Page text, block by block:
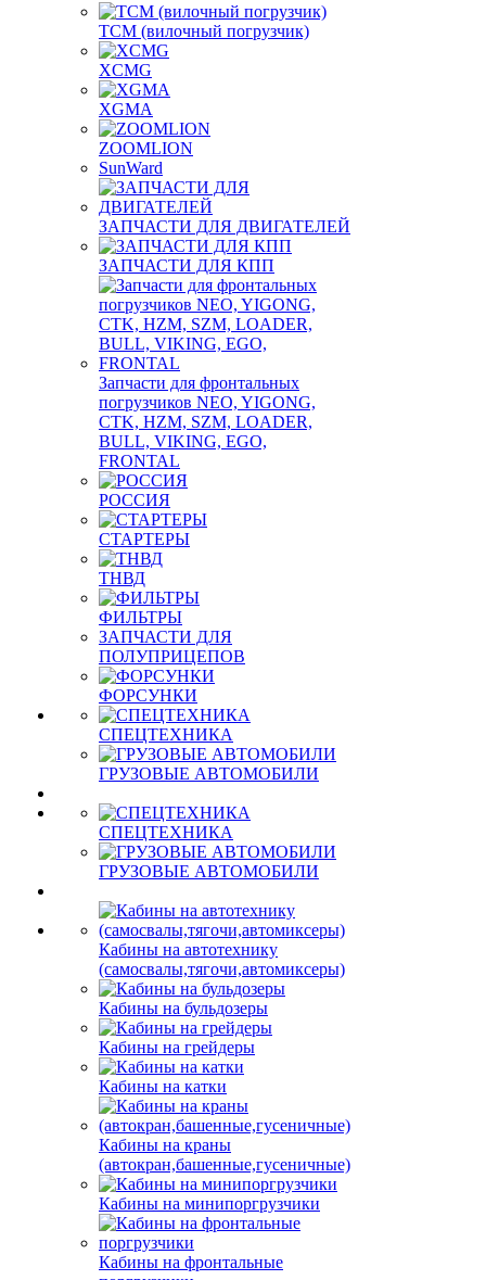
TCM (вилочный погрузчик)
XCMG
XGMA
ZOOMLION
SunWard
ЗАПЧАСТИ ДЛЯ ДВИГАТЕЛЕЙ
ЗАПЧАСТИ ДЛЯ КПП
Запчасти для фронтальных
погрузчиков NEO, YIGONG,
CTK, HZM, SZM, LOADER,
BULL, VIKING, EGO,
FRONTAL
РОССИЯ
СТАРТЕРЫ
ТНВД
ФИЛЬТРЫ
ЗАПЧАСТИ ДЛЯ
ПОЛУПРИЦЕПОВ
ФОРСУНКИ
СПЕЦТЕХНИКА
ГРУЗОВЫЕ АВТОМОБИЛИ
СПЕЦТЕХНИКА
ГРУЗОВЫЕ АВТОМОБИЛИ
Кабины на автотехнику
(самосвалы,тягочи,автомиксеры)
Кабины на бульдозеры
Кабины на грейдеры
Кабины на катки
Кабины на краны
(автокран,башенные,гусеничные)
Кабины на минипоргрузчики
Кабины на фронтальные